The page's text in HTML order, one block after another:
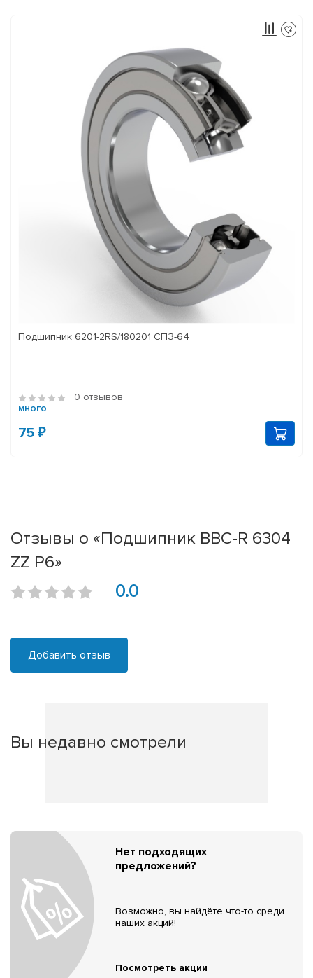
Подшипник 6201-2RS/180201 СПЗ-64
0 отзывов
много
75 ₽
Отзывы о «Подшипник BBC-R 6304
ZZ P6»
0.0
Добавить отзыв
Вы недавно смотрели
Нет подходящих
предложений?
Возможно, вы найдёте что-то среди
наших акций!
Посмотреть акции